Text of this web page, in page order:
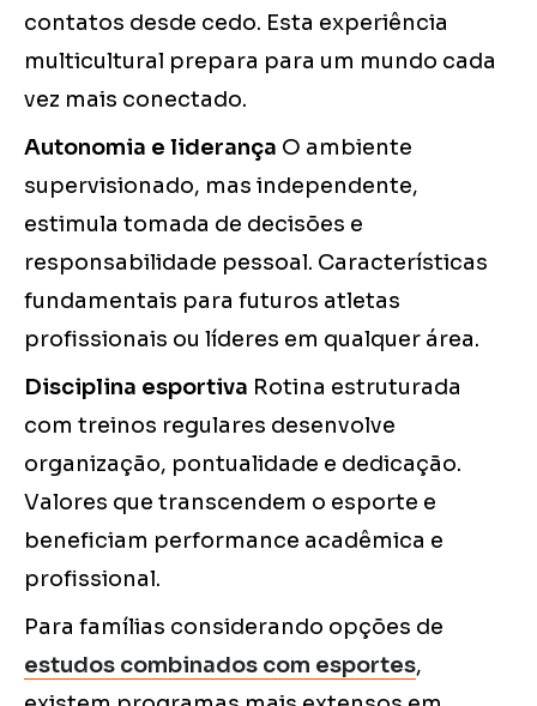
contatos desde cedo. Esta experiência
multicultural prepara para um mundo cada
vez mais conectado.
Autonomia e liderança O ambiente
supervisionado, mas independente,
estimula tomada de decisões e
responsabilidade pessoal. Características
fundamentais para futuros atletas
profissionais ou líderes em qualquer área.
Disciplina esportiva Rotina estruturada
com treinos regulares desenvolve
organização, pontualidade e dedicação.
Valores que transcendem o esporte e
beneficiam performance acadêmica e
profissional.
Para famílias considerando opções de
estudos combinados com esportes,